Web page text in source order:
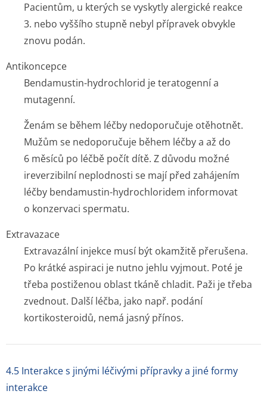
Pacientům, u kterých se vyskytly alergické reakce
3. nebo vyššího stupně nebyl přípravek obvykle
znovu podán.
Antikoncepce
Bendamustin-hydrochlorid je teratogenní a
mutagenní.
Ženám se během léčby nedoporučuje otěhotnět.
Mužům se nedoporučuje během léčby a až do
6 měsíců po léčbě počít dítě. Z důvodu možné
ireverzibilní neplodnosti se mají před zahájením
léčby bendamustin-hydrochloridem informovat
o konzervaci spermatu.
Extravazace
Extravazální injekce musí být okamžitě přerušena.
Po krátké aspiraci je nutno jehlu vyjmout. Poté je
třeba postiženou oblast tkáně chladit. Paži je třeba
zvednout. Další léčba, jako např. podání
kortikosteroidů, nemá jasný přínos.
4.5 Interakce s jinými léčivými přípravky a jiné formy
interakce